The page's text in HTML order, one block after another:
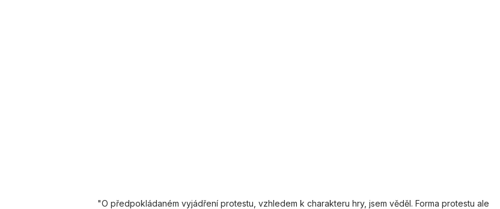
"O předpokládaném vyjádření protestu, vzhledem k charakteru hry, jsem věděl. Forma protestu ale